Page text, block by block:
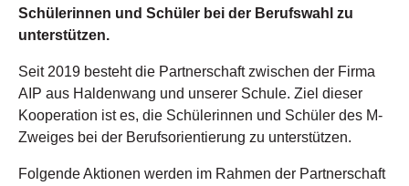
Schülerinnen und Schüler bei der Berufswahl zu
unterstützen.
Seit 2019 besteht die Partnerschaft zwischen der Firma
AIP aus Haldenwang und unserer Schule. Ziel dieser
Kooperation ist es, die Schülerinnen und Schüler des M-
Zweiges bei der Berufsorientierung zu unterstützen.
Folgende Aktionen werden im Rahmen der Partnerschaft